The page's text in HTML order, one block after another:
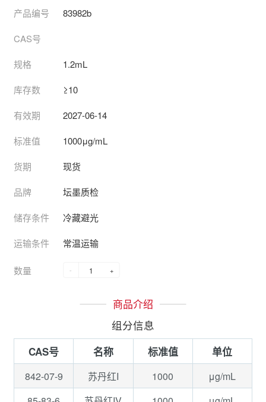
产品编号 83982b
CAS号
规格 1.2mL
库存数 ≥10
有效期 2027-06-14
标准值 1000μg/mL
货期 现货
品牌 坛墨质检
储存条件 冷藏避光
运输条件 常温运输
数量 - +
商品介绍
组分信息
CAS号 名称 标准值 单位
842-07-9 苏丹红I 1000
μg/mL